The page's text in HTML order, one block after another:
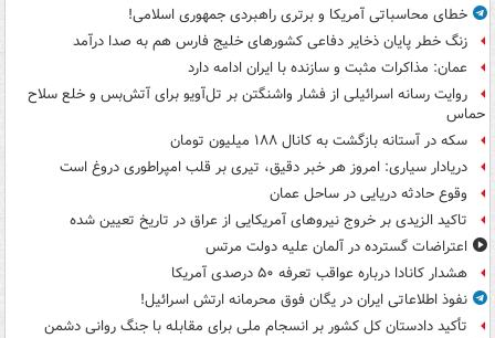
خطای محاسباتی آمریکا و برتری راهبردی جمهوری اسلامی!
زنگ خطر پایان ذخایر دفاعی کشورهای خلیج فارس هم به صدا درآمد
عمان: مذاکرات مثبت و سازنده با ایران ادامه دارد
روایت رسانه اسرائیلی از فشار واشنگتن بر تل‌آویو برای آتش‌بس و خلع سلاح
حماس
سکه در آستانه بازگشت به کانال ۱۸۸ میلیون تومان
دریادار سیاری: امروز هر خبر دقیق، تیری بر قلب امپراطوری دروغ است
وقوع حادثه دریایی در ساحل عمان
تاکید الزیدی بر خروج نیروهای آمریکایی از عراق در تاریخ تعیین شده
اعتراضات گسترده در آلمان علیه دولت مرتس
هشدار کانادا درباره عواقب تعرفه ۵۰ درصدی آمریکا
نفوذ اطلاعاتی ایران در یگان فوق محرمانه ارتش اسرائیل!
تأکید دادستان کل کشور بر انسجام ملی برای مقابله با جنگ روانی دشمن